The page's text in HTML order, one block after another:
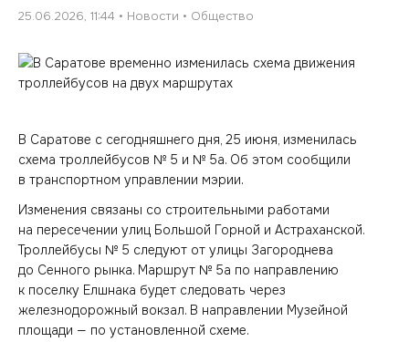
25.06.2026, 11:44 Новости Общество
В Саратове с сегодняшнего дня, 25 июня, изменилась
схема троллейбусов № 5 и № 5а. Об этом сообщили
в транспортном управлении мэрии.
Изменения связаны со строительными работами
на пересечении улиц Большой Горной и Астраханской.
Троллейбусы № 5 следуют от улицы Загороднева
до Сенного рынка. Маршрут № 5а по направлению
к поселку Елшнака будет следовать через
железнодорожный вокзал. В направлении Музейной
площади — по установленной схеме.